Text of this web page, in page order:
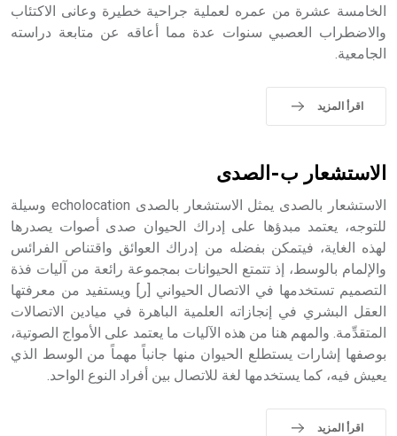
- هل تعلم أن أبجر Abgar اسم معروف جيداً يعود إلى عدد من
الملوك الذين حكموا مدينة إديسا (الرها) من أبجر الأول وحتى
التاسع، وهم ينتسبون إلى أسرة أوسروين
sign تكتب منفصلة غير متصلة، وتعتمد المبدأ الأكوروفوني،
حيث تقتصر القيمة الصوتية للعلامة الك
الخامسة عشرة من عمره لعملية جراحية خطيرة وعانى الاكتئاب
والاضطراب العصبي سنوات عدة مما أعاقه عن متابعة دراسته
الجامعية.
اقرأ المزيد
الاستشعار ب-الصدى
الاستشعار بالصدى يمثل الاستشعار بالصدى echolocation وسيلة
للتوجه، يعتمد مبدؤها على إدراك الحيوان صدى أصوات يصدرها
لهذه الغاية، فيتمكن بفضله من إدراك العوائق واقتناص الفرائس
والإلمام بالوسط، إذ تتمتع الحيوانات بمجموعة رائعة من آليات فذة
التصميم تستخدمها في الاتصال الحيواني [ر] ويستفيد من معرفتها
العقل البشري في إنجازاته العلمية الباهرة في ميادين الاتصالات
المتقدِّمة. والمهم هنا من هذه الآليات ما يعتمد على الأمواج الصوتية،
بوصفها إشارات يستطلع الحيوان منها جانباً مهماً من الوسط الذي
يعيش فيه، كما يستخدمها لغة للاتصال بين أفراد النوع الواحد.
اقرأ المزيد